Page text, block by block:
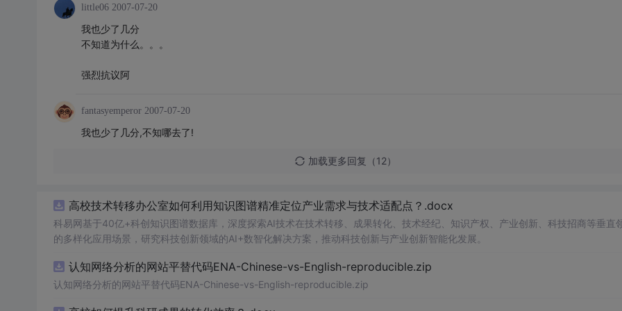
little06 2007-07-20
我也少了几分
不知道为什么。。。
强烈抗议阿
fantasyemperor 2007-07-20
我也少了几分,不知哪去了!
加载更多回复（12）
高校技术转移办公室如何利用知识图谱精准定位产业需求与技术适配点？.docx
科易网基于40亿+科创知识图谱数据库，深度探索AI技术在技术转移、成果转化、技术经纪、知识产权、产业创新、科技招商等垂直
的多样化应用场景，研究科技创新领域的AI+数智化解决方案，推动科技创新与产业创新智能化发展。
认知网络分析的网站平替代码ENA-Chinese-vs-English-reproducible.zip
认知网络分析的网站平替代码ENA-Chinese-vs-English-reproducible.zip